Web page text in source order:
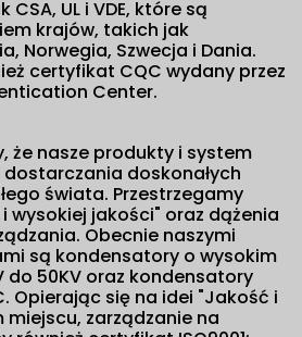
UL i VDE, które są
krajów, takich jak
Norwegia, Szwecja i Dania.
certyfikat CQC wydany przez
Center.
że nasze produkty i system
doskonałych
świata. Przestrzegamy
wysokiej jakości" oraz dążenia
Obecnie naszymi
są kondensatory o wysokim
50KV oraz kondensatory
Opierając się na idei "Jakość i
miejscu, zarządzanie na